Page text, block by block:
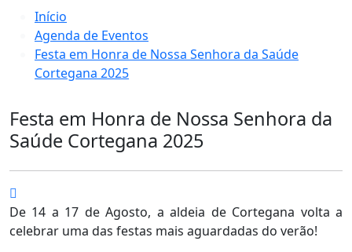
Início
Agenda de Eventos
Festa em Honra de Nossa Senhora da Saúde
Cortegana 2025
Festa em Honra de Nossa Senhora da
Saúde Cortegana 2025
De 14 a 17 de Agosto, a aldeia de Cortegana volta a
celebrar uma das festas mais aguardadas do verão!